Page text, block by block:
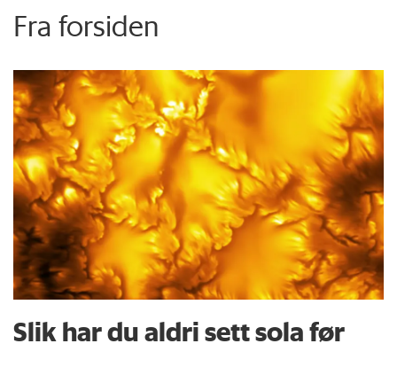
Fra forsiden
Slik har du aldri sett sola før